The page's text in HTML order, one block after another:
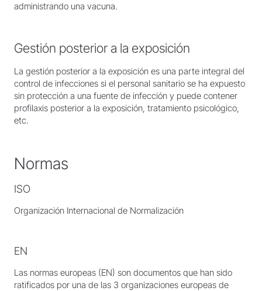
administrando una vacuna.
Gestión posterior a la exposición
La gestión posterior a la exposición es una parte integral del
control de infecciones si el personal sanitario se ha expuesto
sin protección a una fuente de infección y puede contener
profilaxis posterior a la exposición, tratamiento psicológico,
etc.
Normas
ISO
Organización Internacional de Normalización
EN
Las normas europeas (EN) son documentos que han sido
ratificados por una de las 3 organizaciones europeas de